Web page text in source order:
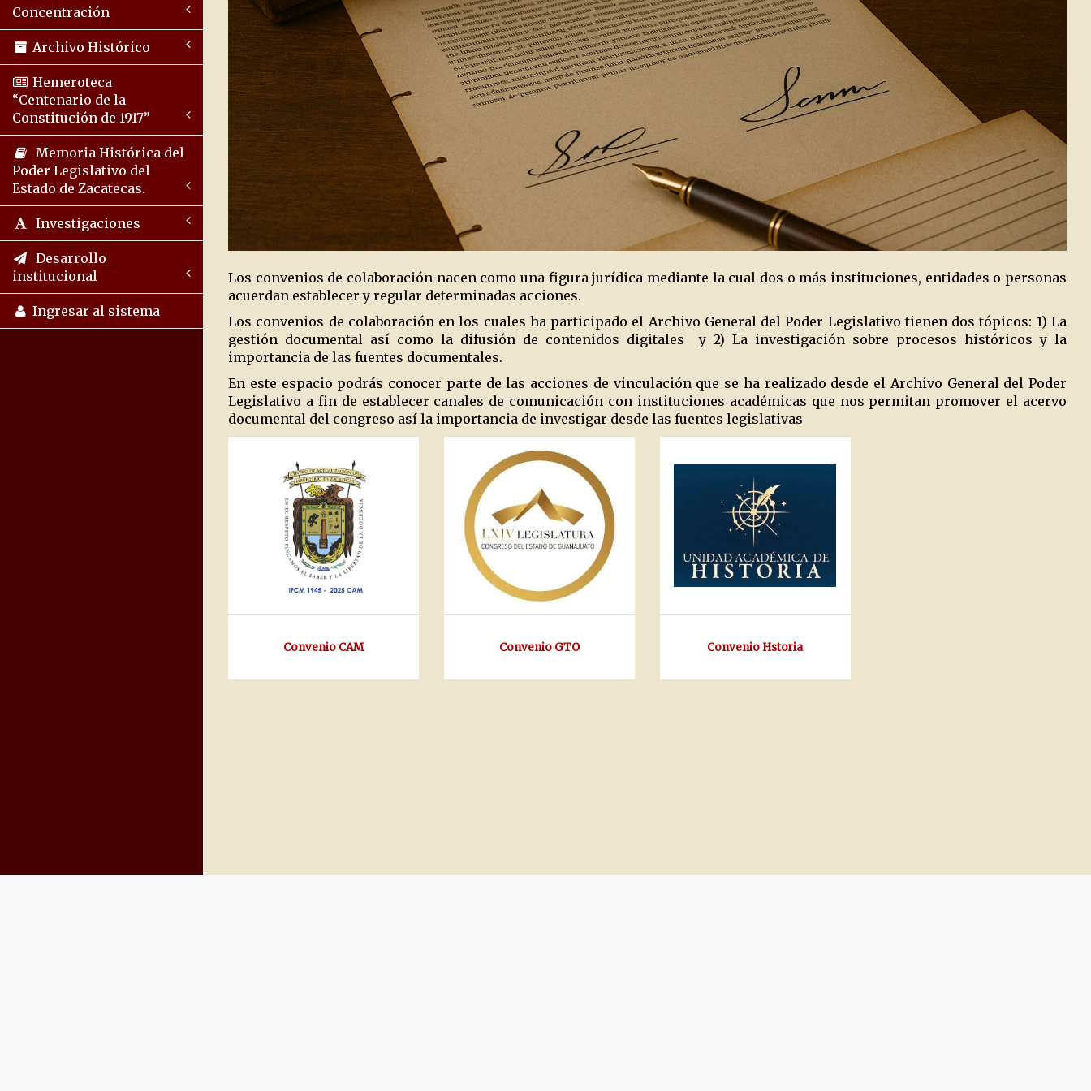
Concentración
Archivo Histórico
Hemeroteca
“Centenario de la
Constitución de 1917”
Memoria Histórica del
Poder Legislativo del
Estado de Zacatecas.
Investigaciones
Desarrollo
institucional
Ingresar al sistema
Los convenios de colaboración nacen como una figura jurídica mediante la cual dos o más instituciones, entidades o personas
acuerdan establecer y regular determinadas acciones.
Los convenios de colaboración en los cuales ha participado el Archivo General del Poder Legislativo tienen dos tópicos: 1) La
gestión documental así como la difusión de contenidos digitales
y 2) La investigación sobre procesos históricos y la
importancia de las fuentes documentales.
En este espacio podrás conocer parte de las acciones de vinculación que se ha realizado desde el Archivo General del Poder
Legislativo a fin de establecer canales de comunicación con instituciones académicas que nos permitan promover el acervo
documental del congreso así la importancia de investigar desde las fuentes legislativas
Convenio CAM Convenio GTO Convenio Hstoria